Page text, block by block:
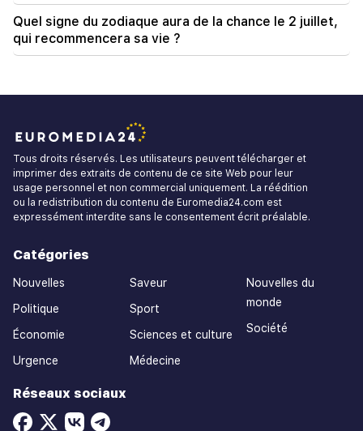
Quel signe du zodiaque aura de la chance le 2 juillet,
qui recommencera sa vie ?
Tous droits réservés. Les utilisateurs peuvent télécharger et
imprimer des extraits de contenu de ce site Web pour leur
usage personnel et non commercial uniquement. La réédition
ou la redistribution du contenu de Euromedia24.com est
expressément interdite sans le consentement écrit préalable.
Catégories
Nouvelles
Politique
Économie
Urgence
Saveur
Sport
Sciences et culture
Médecine
Nouvelles du
monde
Société
Réseaux sociaux